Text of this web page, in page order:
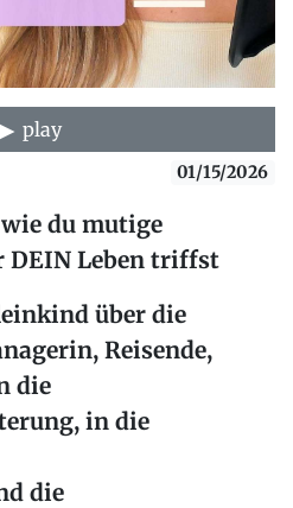
play
01/15/2026
du mutige
DEIN Leben triffst
über die
Reisende,
die
in die
die